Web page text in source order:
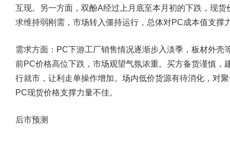
互现。另一方面，双酚A经过上月底至本月初的下跌，现
求维持弱刚需，市场转入僵持运行，总体对PC成本值支撑
需求方面： PC下游工厂销售情况逐渐步入淡季，板材外壳
前PC价格高位下跌，市场观望气氛浓重。买方备货谨慎，
行就市，让利走单操作增加。场内低价货源有待消化，对
PC现货价格支撑力量不佳。
后市预测